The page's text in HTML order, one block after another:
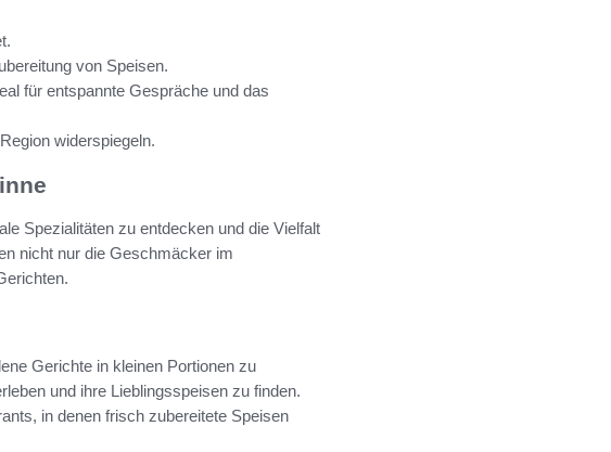
von Speisen.
für entspannte Gespräche und das
widerspiegeln.
Spezialitäten zu entdecken und die Vielfalt
nicht nur die Geschmäcker im
Gerichte in kleinen Portionen zu
und ihre Lieblingsspeisen zu finden.
in denen frisch zubereitete Speisen